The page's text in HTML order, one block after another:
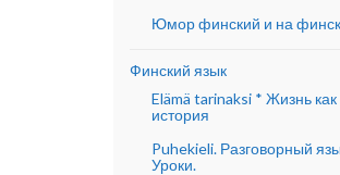
Юмор финский и на
Финский язык
Elämä tarinaksi * Жизнь как
история
Puhekieli. Разговорный
Уроки.